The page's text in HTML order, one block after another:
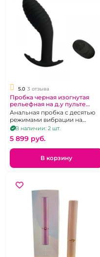
5.0 3 отзыва
Пробка черная изогнутая
рельефная на д.у пульте
"Yunman"
Анальная пробка с десятью
режимами вибрации на
беспроводном пульте
В наличии: 2 шт.
5 899 pуб.
В корзину